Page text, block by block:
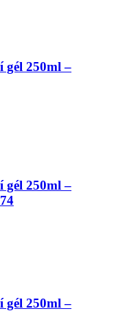
gél 250ml –
gél 250ml –
gél 250ml –